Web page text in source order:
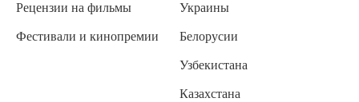
Рецензии на фильмы
Фестивали и кинопремии
Украины
Белорусии
Узбекистана
Казахстана